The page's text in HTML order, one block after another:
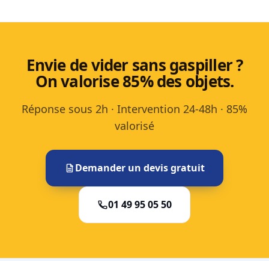
Envie de vider sans gaspiller ?
On valorise 85% des objets.
Réponse sous 2h · Intervention 24-48h · 85%
valorisé
Demander un devis gratuit
01 49 95 05 50